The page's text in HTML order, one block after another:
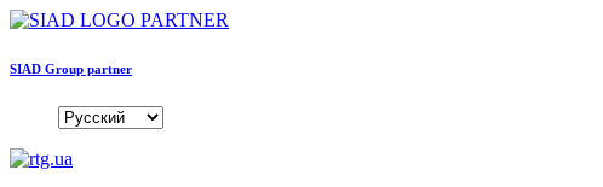
SIAD Group partner